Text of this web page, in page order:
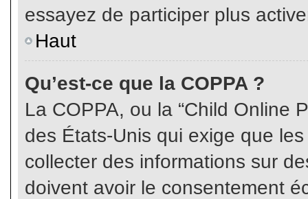
essayez de participer plus
Haut
Qu’est-ce que la COPPA ?
La COPPA, ou la “Child Online
des États-Unis qui exige que
collecter des informations sur
doivent avoir le consentement